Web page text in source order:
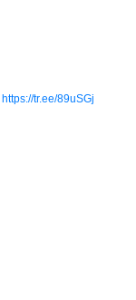
https://tr.ee/89uSGj